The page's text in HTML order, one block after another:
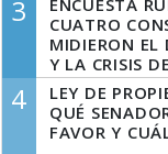
3
ENCUESTA
CUATRO
MIDIERON EL
Y LA CRISIS
PERONISMO
4
LEY DE
QUÉ
FAVOR Y